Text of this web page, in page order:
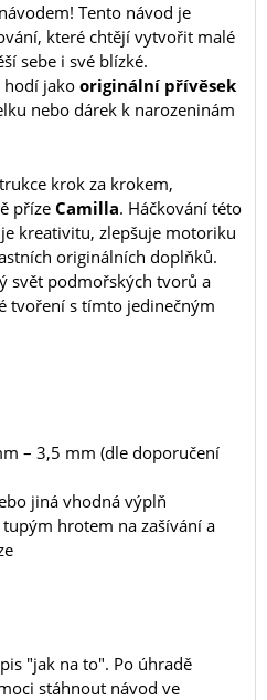
Tento návod je
které chtějí vytvořit malé
sebe i své blízké.
hodí jako originální přívěsek
nebo dárek k narozeninám
krok za krokem,
příze Camilla. Háčkování této
kreativitu, zlepšuje motoriku
originálních doplňků.
svět podmořských tvorů a
tvoření s tímto jedinečným
– 3,5 mm (dle doporučení
jiná vhodná výplň
tupým hrotem na zašívání a
"jak na to". Po úhradě
stáhnout návod ve